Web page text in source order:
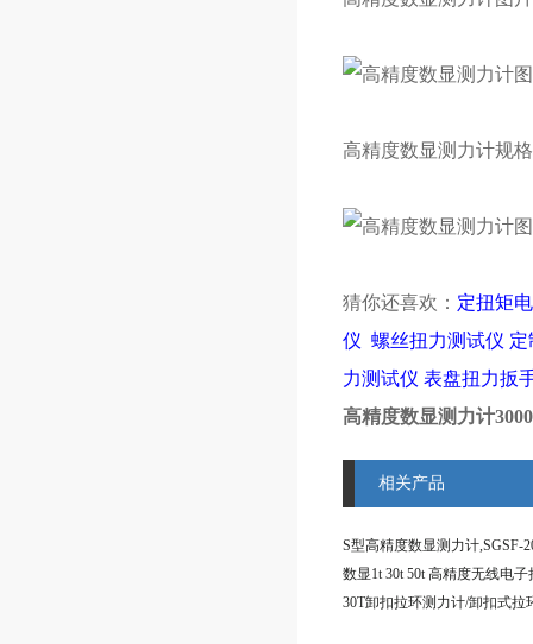
高精度数显测力计规
猜你还喜欢： 定扭矩
仪 螺丝扭力测试仪 定
力测试仪 表盘扭力扳
高精度数显测力计
相关产品